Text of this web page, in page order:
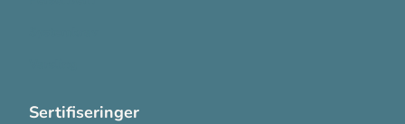
Sertifiseringer